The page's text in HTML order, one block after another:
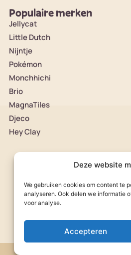
Deze website
We gebruiken cookies om content te
analyseren. Ook delen we informatie
voor analyse.
Accepteren
Populaire merken
Jellycat
Little Dutch
Nijntje
Pokémon
Monchhichi
Brio
MagnaTiles
Djeco
Hey Clay